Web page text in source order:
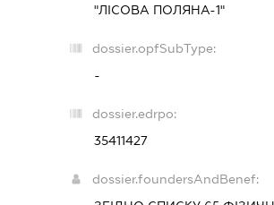
"ЛІСОВА ПОЛЯНА-1"
dossier.opfSubType:
-
dossier.edrpo:
35411427
dossier.foundersAndBenef: